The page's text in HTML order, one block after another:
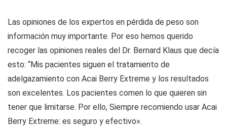
Las opiniones de los expertos en pérdida de peso son
información muy importante. Por eso hemos querido
recoger las opiniones reales del Dr. Bernard Klaus que decía
esto: “Mis pacientes siguen el tratamiento de
adelgazamiento con Acai Berry Extreme y los resultados
son excelentes. Los pacientes comen lo que quieren sin
tener que limitarse. Por ello, Siempre recomiendo usar Acai
Berry Extreme: es seguro y efectivo».